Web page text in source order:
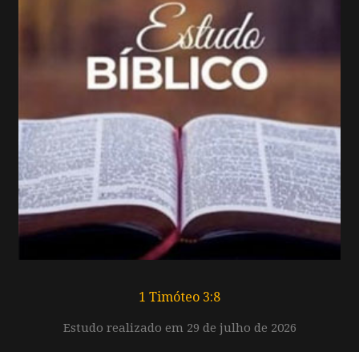
1 Timóteo 3:8
Estudo realizado em 29 de julho de 2026